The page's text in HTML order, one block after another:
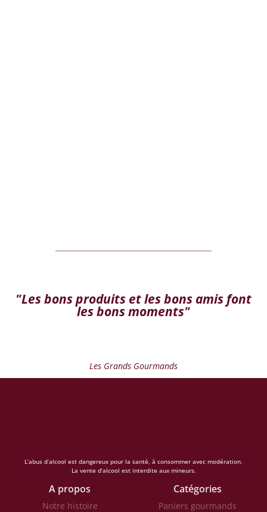
"Les bons produits et les bons amis font
les bons moments"
Les Grands Gourmands
L’abus d’alcool est dangereux pour la santé, à consommer avec modération.
La vente d’alcool est interdite aux mineurs.
A propos
Notre histoire
Catégories
Paniers gourmands